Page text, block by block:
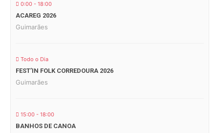
0:00 - 18:00
ACAREG 2026
Guimarães
Todo o Dia
FEST’IN FOLK CORREDOURA 2026
Guimarães
15:00 - 18:00
BANHOS DE CANOA